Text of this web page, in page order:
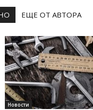
ЕЩЕ ОТ АВТОРА
Новости